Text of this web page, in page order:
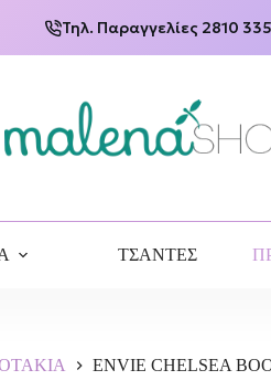
Τηλ. Παραγγελίες 2810
ΤΣΑΝΤΕΣ
ENVIE CHELSEA